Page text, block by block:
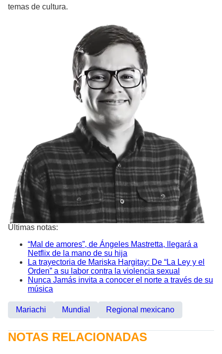
temas de cultura.
Últimas notas:
“Mal de amores”, de Ángeles Mastretta, llegará a
Netflix de la mano de su hija
La trayectoria de Mariska Hargitay: De “La Ley y el
Orden” a su labor contra la violencia sexual
Nunca Jamás invita a conocer el norte a través de su
música
Mariachi Mundial Regional mexicano
NOTAS RELACIONADAS